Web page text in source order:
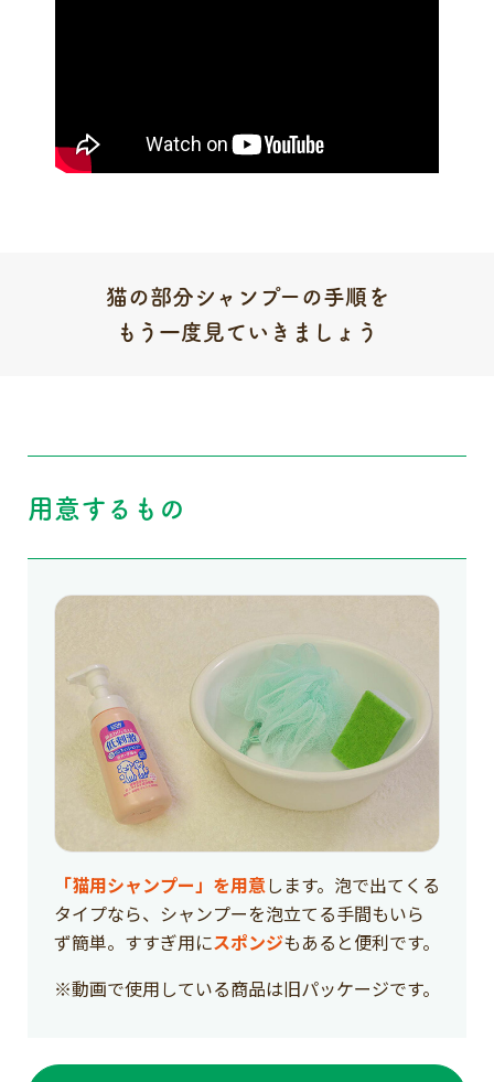
猫の部分シャンプーの手順を
もう一度見ていきましょう
用意するもの
「猫用シャンプー」を用意します。泡で出てくる
タイプなら、シャンプーを泡立てる手間もいら
ず簡単。すすぎ用にスポンジもあると便利です。
※動画で使用している商品は旧パッケージです。